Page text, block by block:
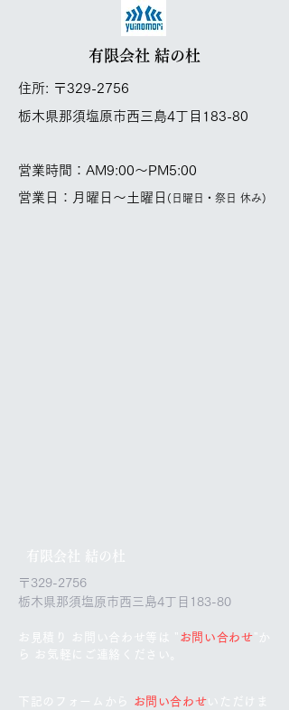
有限会社 結の杜
住所: 〒329-2756
栃木県那須塩原市西三島4丁目183-80
営業時間：AM9:00～PM5:00
​営業日：月曜日～土曜日 (日曜日・祭日 休み)
​有限会社 結の杜
〒329-2756
​栃木県那須塩原市西三島4丁目183-80
お見積り お問い合わせ等は " お問い合わせ" か
ら
お気軽にご連絡ください。
下記のフォームから お問い合わせいただけま